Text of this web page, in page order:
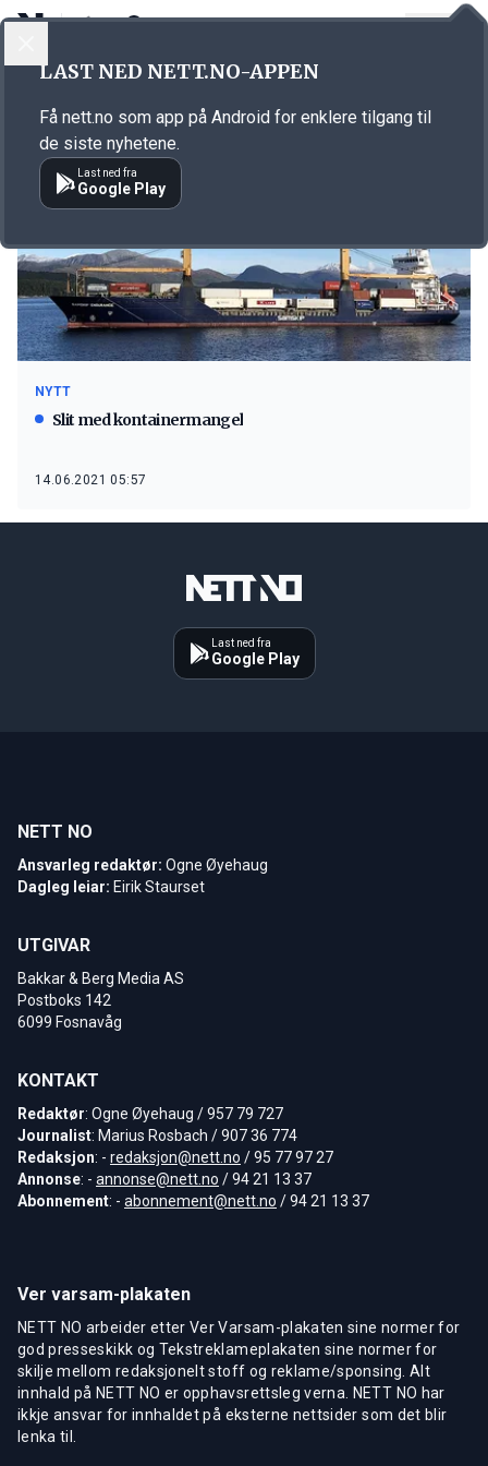
Emne: Global sales
NYTT
Slit med kontainermangel
14.06.2021 05:57
Last ned fra
Google Play
NETT NO
Ansvarleg redaktør: Ogne Øyehaug
Dagleg leiar: Eirik Staurset
UTGIVAR
Bakkar & Berg Media AS
Postboks 142
6099 Fosnavåg
KONTAKT
Redaktør: Ogne Øyehaug / 957 79 727
Journalist: Marius Rosbach / 907 36 774
Redaksjon: - redaksjon@nett.no / 95 77 97 27
Annonse: - annonse@nett.no / 94 21 13 37
Abonnement: - abonnement@nett.no / 94 21 13 37
Ver varsam-plakaten
NETT NO arbeider etter Ver Varsam-plakaten sine normer for
god presseskikk og Tekstreklameplakaten sine normer for
skilje mellom redaksjonelt stoff og reklame/sponsing. Alt
innhald på NETT NO er opphavsrettsleg verna. NETT NO har
ikkje ansvar for innhaldet på eksterne nettsider som det blir
lenka til.
LAST NED NETT.NO-APPEN
Få nett.no som app på Android for enklere tilgang til
de siste nyhetene.
Last ned fra
Google Play